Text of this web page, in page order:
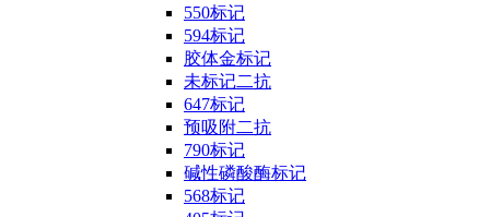
550标记
594标记
胶体金标记
未标记二抗
647标记
预吸附二抗
790标记
碱性磷酸酶标记
568标记